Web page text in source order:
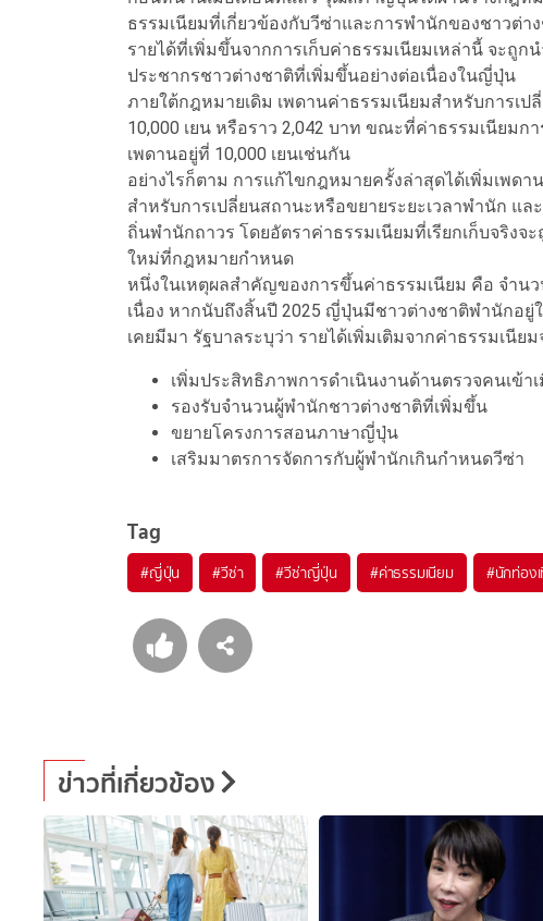
ธรรมเนียมที่เกี่ยวข้องกับวีซ่าและการพำนักของชาวต่า
รายได้ที่เพิ่มขึ้นจากการเก็บค่าธรรมเนียมเหล่านี้ จะถู
ประชากรชาวต่างชาติที่เพิ่มขึ้นอย่างต่อเนื่องในญี่ปุ่น
ภายใต้กฎหมายเดิม เพดานค่าธรรมเนียมสำหรับการเ
10,000 เยน หรือราว 2,042 บาท ขณะที่ค่าธรรมเนียมก
เพดานอยู่ที่ 10,000 เยนเช่นกัน
อย่างไรก็ตาม การแก้ไขกฎหมายครั้งล่าสุดได้เพิ่มเพดา
สำหรับการเปลี่ยนสถานะหรือขยายระยะเวลาพำนัก แล
ถิ่นพำนักถาวร โดยอัตราค่าธรรมเนียมที่เรียกเก็บจริง
ใหม่ที่กฎหมายกำหนด
หนึ่งในเหตุผลสำคัญของการขึ้นค่าธรรมเนียม คือ จำน
เนื่อง หากนับถึงสิ้นปี 2025 ญี่ปุ่นมีชาวต่างชาติพำนักอยู่
เคยมีมา รัฐบาลระบุว่า รายได้เพิ่มเติมจากค่าธรรมเนีย
เพิ่มประสิทธิภาพการดำเนินงานด้านตรวจคนเข้าเ
รองรับจำนวนผู้พำนักชาวต่างชาติที่เพิ่มขึ้น
ขยายโครงการสอนภาษาญี่ปุ่น
เสริมมาตรการจัดการกับผู้พำนักเกินกำหนดวีซ่า
Tag
#ญี่ปุ่น #วีซ่า #วีซ่าญี่ปุ่น #ค่าธรรมเนียม #นักท่อง
ข่าวที่เกี่ยวข้อง